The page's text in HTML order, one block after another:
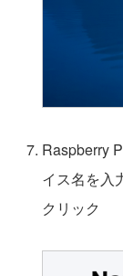
Raspberry
イス名を入
クリック